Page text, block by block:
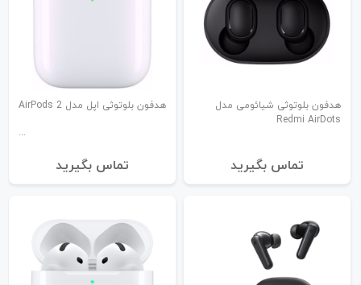
هدفون بلوتوثی شیائومی مدل
Redmi AirDots
تماس بگیرید
هدفون بلوتوثی اپل مدل AirPods 2
تماس بگیرید